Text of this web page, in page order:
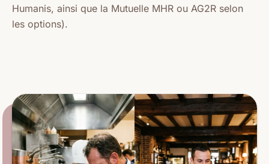
Humanis, ainsi que la Mutuelle MHR ou AG2R selon
les options).